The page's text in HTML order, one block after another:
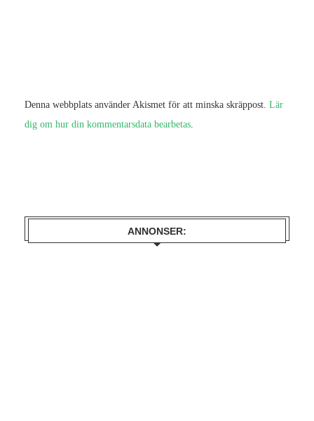
Denna webbplats använder Akismet för att minska skräppost. Lär
dig om hur din kommentarsdata bearbetas.
ANNONSER: